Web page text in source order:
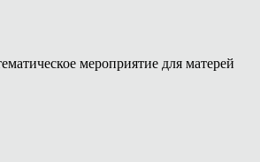
мероприятие для матерей